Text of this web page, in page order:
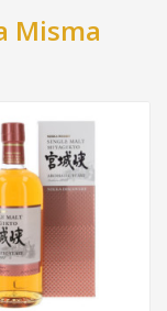
Misma